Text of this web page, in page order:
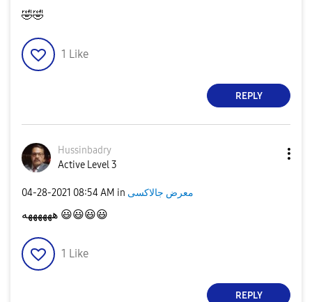
🤣🤣
1 Like
REPLY
Hussinbadry
Active Level 3
‎04-28-2021 08:54 AM in معرض جالاكسى
😃😃😃😃
1 Like
REPLY